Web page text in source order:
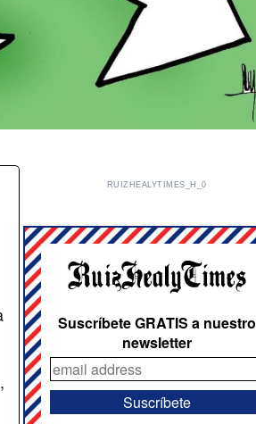
RUIZHEALYTIMES_H_0
Suscríbete GRATIS a nuestro
newsletter